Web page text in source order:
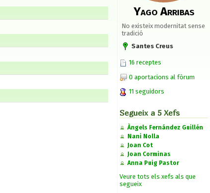
Yago Arribas
No existeix modernitat sense
tradició
Santes Creus
16 receptes
0 aportacions al fòrum
11 seguidors
Segueix a 5 Xefs
Àngels Fernández Guillén
Nani Nolla
Joan Cot
Joan Corminas
Anna Puig Pastor
Veure tots els xefs als que
segueix